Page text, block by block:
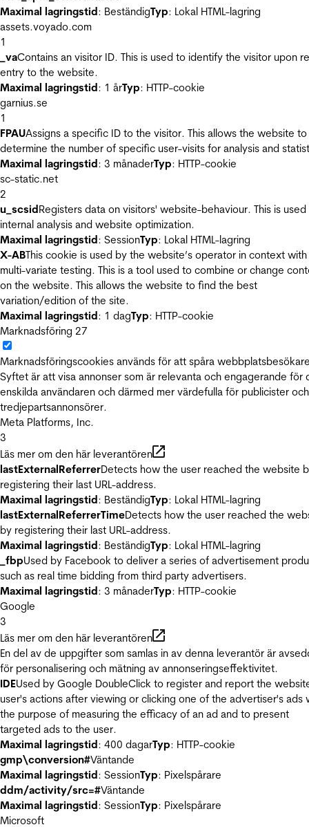
Maximal lagringstid: BeständigTyp: Lokal HTML-lagring
assets.voyado.com
1
_vaContains an visitor ID. This is used to identify the visitor upon
entry to the website.
Maximal lagringstid: 1 årTyp: HTTP-cookie
garnius.se
1
FPAUAssigns a specific ID to the visitor. This allows the website to
determine the number of specific user-visits for analysis and
Maximal lagringstid: 3 månaderTyp: HTTP-cookie
sc-static.net
2
u_scsidRegisters data on visitors' website-behaviour. This is
internal analysis and website optimization.
Maximal lagringstid: SessionTyp: Lokal HTML-lagring
X-ABThis cookie is used by the website’s operator in context with
multi-variate testing. This is a tool used to combine or change
on the website. This allows the website to find the best
variation/edition of the site.
Maximal lagringstid: 1 dagTyp: HTTP-cookie
Marknadsföring 27
Marknadsföringscookies används för att spåra
Syftet är att visa annonser som är relevanta och engagerande för
enskilda användaren och därmed mer värdefulla för publicister och
tredjepartsannonsörer.
Meta Platforms, Inc.
3
Läs mer om den här leverantören
lastExternalReferrerDetects how the user reached the website
registering their last URL-address.
Maximal lagringstid: BeständigTyp: Lokal HTML-lagring
lastExternalReferrerTimeDetects how the user reached the
by registering their last URL-address.
Maximal lagringstid: BeständigTyp: Lokal HTML-lagring
_fbpUsed by Facebook to deliver a series of advertisement
such as real time bidding from third party advertisers.
Maximal lagringstid: 3 månaderTyp: HTTP-cookie
Google
3
Läs mer om den här leverantören
En del av de uppgifter som samlas in av denna leverantör är
för personalisering och mätning av annonseringseffektivitet.
IDEUsed by Google DoubleClick to register and report the
user's actions after viewing or clicking one of the advertiser's ads
the purpose of measuring the efficacy of an ad and to present
targeted ads to the user.
Maximal lagringstid: 400 dagarTyp: HTTP-cookie
gmp\conversion#Väntande
Maximal lagringstid: SessionTyp: Pixelspårare
ddm/activity/src=#Väntande
Maximal lagringstid: SessionTyp: Pixelspårare
Microsoft